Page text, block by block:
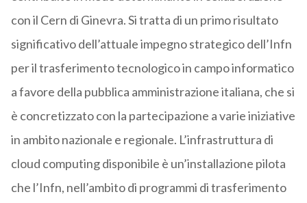
con il Cern di Ginevra. Si tratta di un primo risultato
significativo dell’attuale impegno strategico dell’Infn
per il trasferimento tecnologico in campo informatico
a favore della pubblica amministrazione italiana, che si
è concretizzato con la partecipazione a varie iniziative
in ambito nazionale e regionale. L’infrastruttura di
cloud computing disponibile è un’installazione pilota
che l’Infn, nell’ambito di programmi di trasferimento